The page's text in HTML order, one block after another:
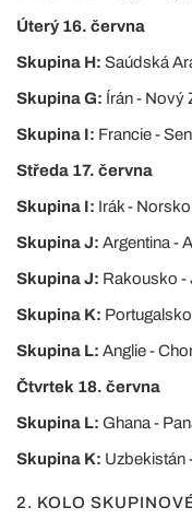
Úterý 16. června
Skupina H: Saúdská
Skupina G: Írán - Nový
Skupina I: Francie -
Středa 17. června
Skupina I: Irák -
Skupina J: Argentina -
Skupina J: Rakousko -
Skupina K:
Skupina L: Anglie -
Čtvrtek 18. června
Skupina L: Ghana -
Skupina K: Uzbekistán
2. KOLO